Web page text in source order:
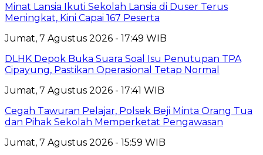
Minat Lansia Ikuti Sekolah Lansia di Duser Terus
Meningkat, Kini Capai 167 Peserta
Jumat, 7 Agustus 2026 - 17:49 WIB
DLHK Depok Buka Suara Soal Isu Penutupan TPA
Cipayung, Pastikan Operasional Tetap Normal
Jumat, 7 Agustus 2026 - 17:41 WIB
Cegah Tawuran Pelajar, Polsek Beji Minta Orang Tua
dan Pihak Sekolah Memperketat Pengawasan
Jumat, 7 Agustus 2026 - 15:59 WIB